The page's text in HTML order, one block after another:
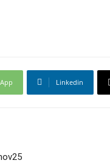
Linkedin